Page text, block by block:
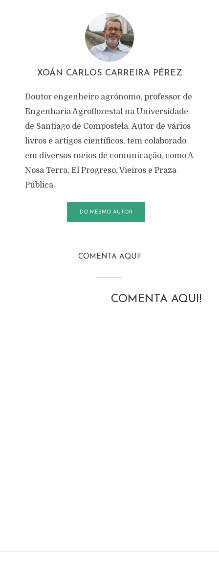
XOÁN CARLOS CARREIRA PÉREZ
Doutor engenheiro agrónomo, professor de
Engenharia Agroflorestal na Universidade
de Santiago de Compostela. Autor de vários
livros e artigos científicos, tem colaborado
em diversos meios de comunicação, como A
Nosa Terra, El Progreso, Vieiros e Praza
Pública.
DO MESMO AUTOR
COMENTA AQUI!
COMENTA AQUI!